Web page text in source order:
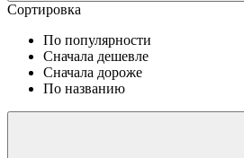
Сортировка
По популярности
Сначала дешевле
Сначала дороже
По названию